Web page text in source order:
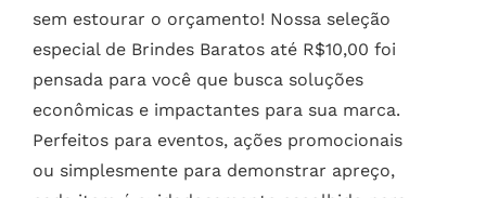
sem estourar o orçamento! Nossa seleção
especial de Brindes Baratos até R$10,00 foi
pensada para você que busca soluções
econômicas e impactantes para sua marca.
Perfeitos para eventos, ações promocionais
ou simplesmente para demonstrar apreço,